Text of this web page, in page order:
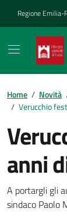
Regione Emilia-
Home / Novità
/ Verucchio
anni
A portargli gli
sindaco Paolo